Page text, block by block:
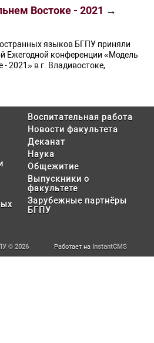
Востоке - 2021 →
языков БГПУ приняли
Ежегодной конференции «Модель
2021» в г. Владивостоке,
Воспитательная работа
Новости факультета
Деканат
Наука
Общежитие
Выпускники о
факультете
Зарубежные партнёры
БГПУ
© 2026 Работает на InstantCMS